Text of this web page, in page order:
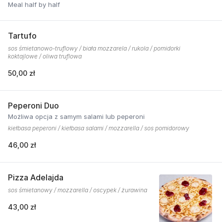
Meal half by half
Tartufo
sos śmietanowo-truflowy / biała mozzarela / rukola / pomidorki
koktajlowe / oliwa truflowa
50,00 zł
Peperoni Duo
Możliwa opcja z samym salami lub peperoni
kiełbasa peperoni / kiełbasa salami / mozzarella / sos pomidorowy
46,00 zł
Pizza Adelajda
sos śmietanowy / mozzarella / oscypek / żurawina
43,00 zł